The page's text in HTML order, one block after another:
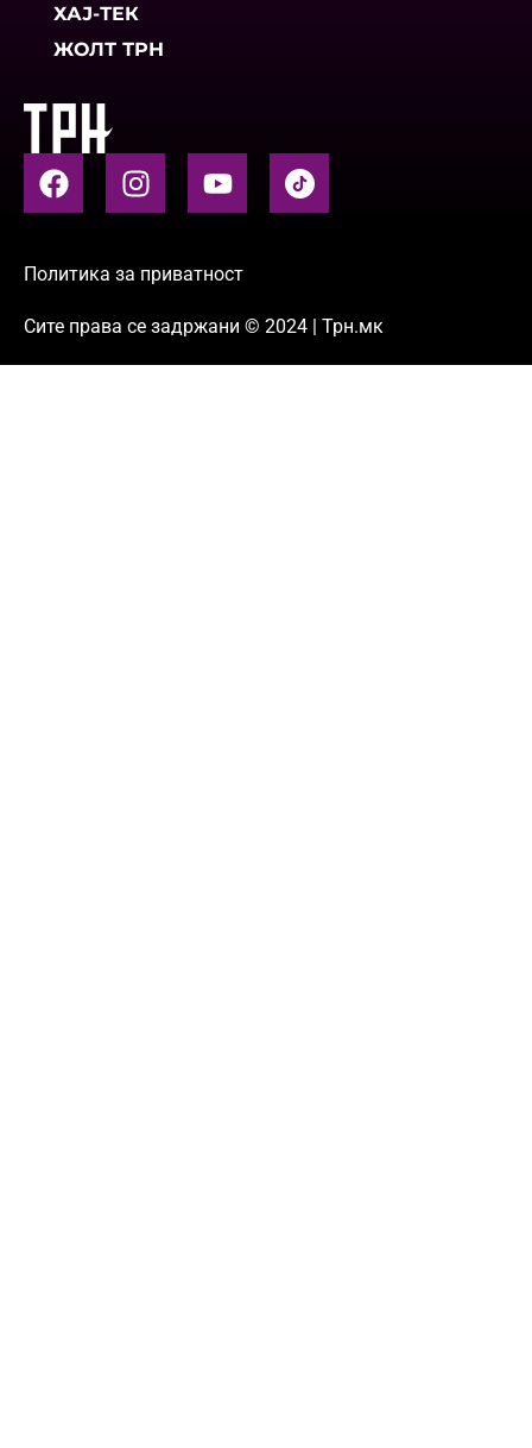
ХАЈ-ТЕК
ЖОЛТ ТРН
Политика за приватност
Сите права се задржани © 2024 | Трн.мк